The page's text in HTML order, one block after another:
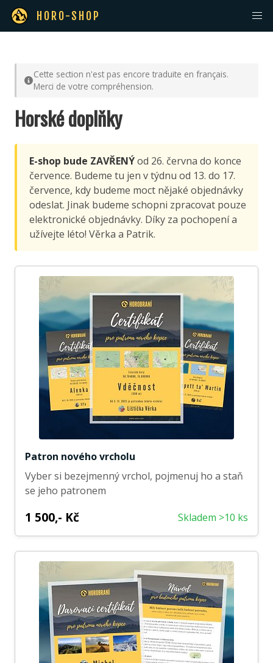
HORO-SHOP
Cette section n'est pas encore traduite en français.
Merci de votre compréhension.
Horské doplňky
E-shop bude ZAVŘENÝod 26. června do konce
července. Budeme tu jen v týdnu od 13. do 17.
července, kdy budeme moct nějaké objednávky
odeslat. Jinak budeme schopni zpracovat pouze
elektronické objednávky. Díky za pochopení a
užívejte léto! Věrka a Patrik.
Patron nového vrcholu
Vyber si bezejmenný vrchol, pojmenuj ho a staň
se jeho patronem
1 500,- Kč Skladem >10 ks